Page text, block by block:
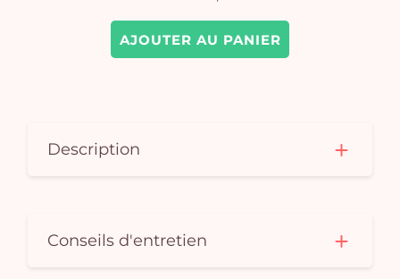
AJOUTER AU PANIER
Description
Conseils d'entretien